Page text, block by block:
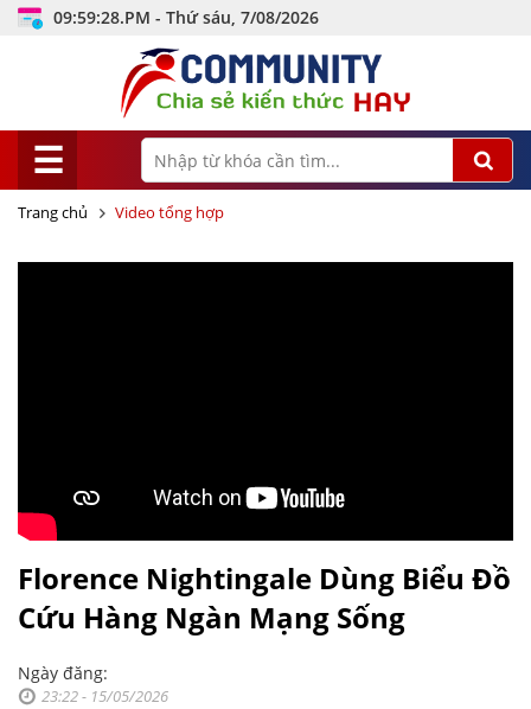
09:59:29.PM - Thứ sáu, 7/08/2026
☰
Trang chủ Video tổng hợp
Florence Nightingale Dùng Biểu Đồ
Cứu Hàng Ngàn Mạng Sống
Ngày đăng:
23:22 - 15/05/2026